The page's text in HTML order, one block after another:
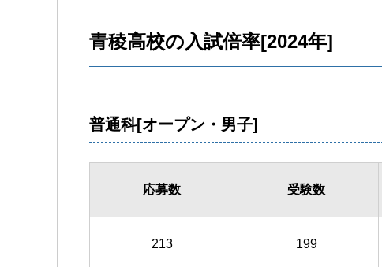
青稜高校の入試倍率[2024年]
普通科[オープン・男子]
応募数 受験数
213 199